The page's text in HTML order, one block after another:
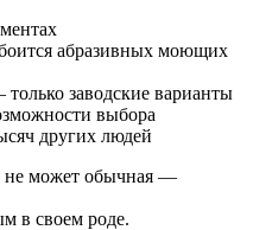
абразивных моющих
заводские варианты
выбора
других людей
не может обычная —
в своем роде.